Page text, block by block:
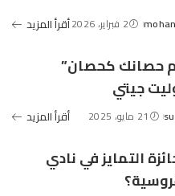
2 فبراير، 2026 أقرأ المزيد
حصانك كحصان”
جيتي
21 مايو، 2025 أقرأ المزيد
التمايز في نادي